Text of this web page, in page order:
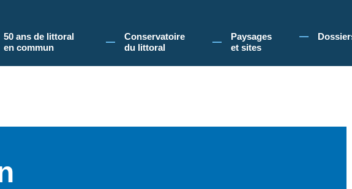
sur le site du Conservatoire du littoral, vous acceptez l'utilisation de cookies pour vous
50 ans de littoral
en commun​
Conservatoire
du littoral
Paysages
et sites